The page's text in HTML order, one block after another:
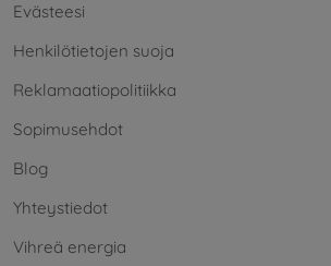
Evästeesi
Henkilötietojen suoja
Reklamaatiopolitiikka
Sopimusehdot
Blog
Yhteystiedot
Vihreä energia